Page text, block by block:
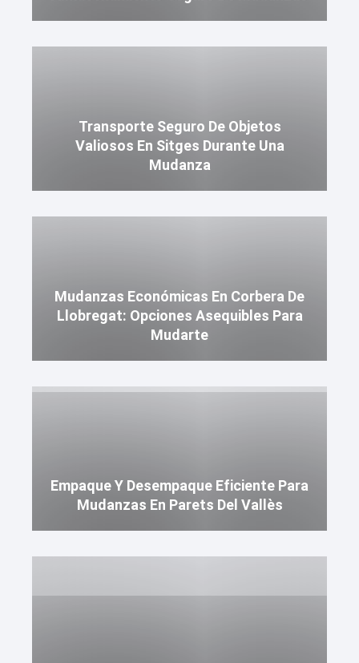
Transporte Seguro De Objetos
Valiosos En Sitges Durante Una
Mudanza
Mudanzas Económicas En Corbera De
Llobregat: Opciones Asequibles Para
Mudarte
Empaque Y Desempaque Eficiente Para
Mudanzas En Parets Del Vallès